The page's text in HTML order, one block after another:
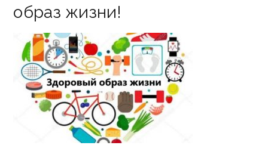
образ жизни!